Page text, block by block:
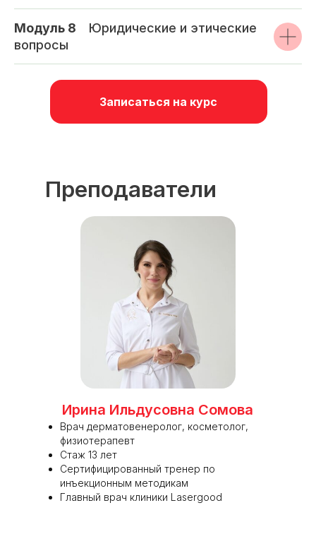
Модуль 8
Юридические и этические
вопросы
Записаться на курс
Преподаватели
курса
Ирина Ильдусовна Сомова
Врач дерматовенеролог, косметолог,
физиотерапевт
Стаж 13 лет
Сертифицированный тренер по
инъекционным методикам
Главный врач клиники Lasergood